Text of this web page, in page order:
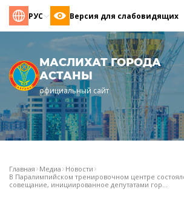
РУС Версия для слабовидящих
МАСЛИХАТ ГОРОДА
АСТАНЫ
официальный сайт
Главная Медиа Новости
В Паралимпийском тренировочном центре
совещание, инициированное депутатами гор...